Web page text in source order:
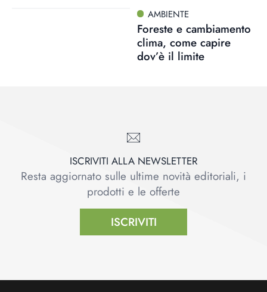
AMBIENTE
Foreste e cambiamento
clima, come capire
dov’è il limite
ISCRIVITI ALLA NEWSLETTER
Resta aggiornato sulle ultime novità editoriali, i
prodotti e le offerte
ISCRIVITI